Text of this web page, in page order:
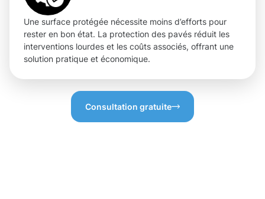
Une surface protégée nécessite moins d’efforts pour
rester en bon état. La protection des pavés réduit les
interventions lourdes et les coûts associés, offrant une
solution pratique et économique.
Consultation gratuite